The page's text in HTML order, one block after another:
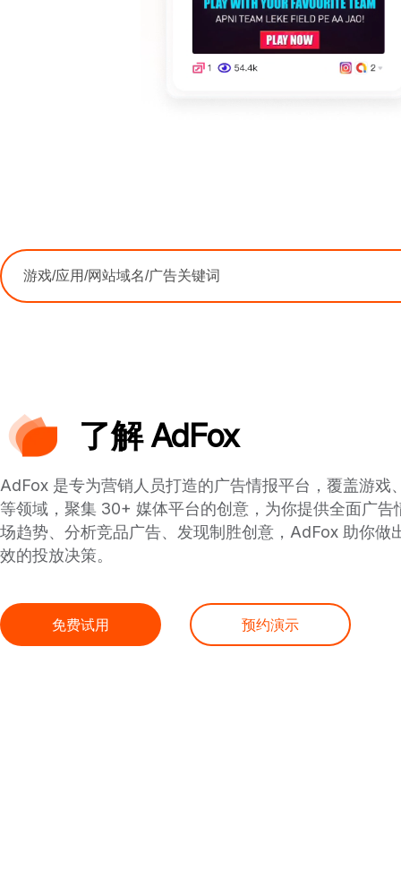
了解 AdFox
AdFox 是专为营销人员打造的广告情报平台，覆盖游戏
等领域，聚集 30+ 媒体平台的创意，为你提供全面广告
场趋势、分析竞品广告、发现制胜创意，AdFox 助你做
效的投放决策。
免费试用 预约演示